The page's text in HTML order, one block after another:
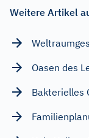
Weitere Artikel
Oasen des
Bakterielles